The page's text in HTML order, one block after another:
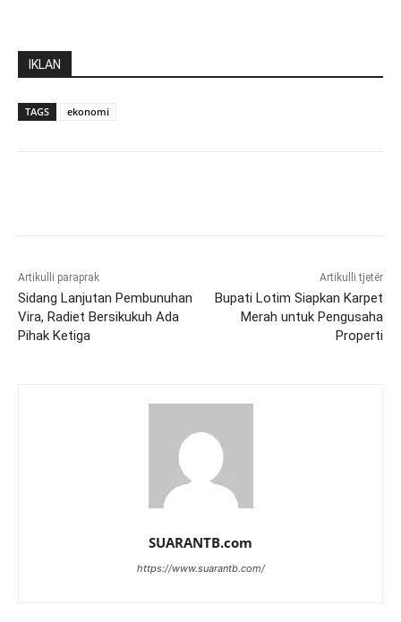
IKLAN
TAGS ekonomi
Artikulli paraprak
Sidang Lanjutan Pembunuhan
Vira, Radiet Bersikukuh Ada
Pihak Ketiga
Artikulli tjetër
Bupati Lotim Siapkan Karpet
Merah untuk Pengusaha
Properti
SUARANTB.com
https://www.suarantb.com/